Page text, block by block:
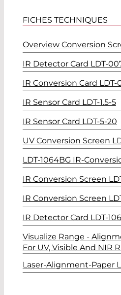
FICHES TECHNIQUES
Overview Conversion
IR Detector Card LDT-
IR Conversion Card LDT-
IR Sensor Card LDT-1.5-5
IR Sensor Card LDT-5-20
UV Conversion Screen
LDT-1064BG IR-
IR Conversion Screen
IR Conversion Screen
IR Detector Card LDT-
Visualize Range -
For UV, Visible And NIR
Laser-Alignment-Paper